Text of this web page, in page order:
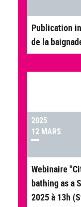
Publication
de la
2025
12 MARS
Webinaire
bathing as a
2025 à 13h